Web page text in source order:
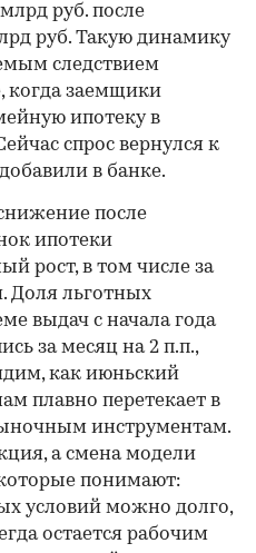
руб. после
руб. Такую динамику
следствием
когда заемщики
ипотеку в
спрос вернулся к
в банке.
после
ипотеки
рост, в том числе за
Доля льготных
выдач с начала года
за месяц на 2 п.п.,
как июньский
плавно перетекает в
инструментам.
а смена модели
понимают:
условий можно долго,
остается рабочим